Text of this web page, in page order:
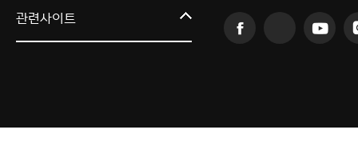
관련사이트
커뮤니티교육원
캠퍼스라이프카운슬링센터